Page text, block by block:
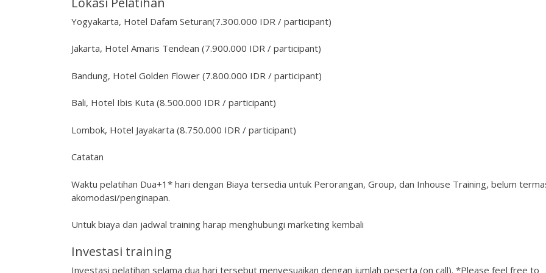
Yogyakarta, Hotel Dafam Seturan(7.300.000 IDR / participant)
Jakarta, Hotel Amaris Tendean (7.900.000 IDR / participant)
Bandung, Hotel Golden Flower (7.800.000 IDR / participant)
Bali, Hotel Ibis Kuta (8.500.000 IDR / participant)
Lombok, Hotel Jayakarta (8.750.000 IDR / participant)
Catatan
Waktu pelatihan Dua+1* hari dengan Biaya tersedia untuk Perorangan, Group, dan Inhouse Training, belum
akomodasi/penginapan.
Untuk biaya dan jadwal training harap menghubungi marketing kembali
Investasi training
Investasi pelatihan selama dua hari tersebut menyesuaikan dengan jumlah peserta (on call). *Please feel free to